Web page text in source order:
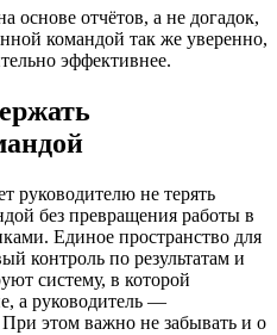
основе отчётов, а не догадок,
командой так же уверенно,
эффективнее.
руководителю не терять
без превращения работы в
Единое пространство для
контроль по результатам и
систему, в которой
а руководитель —
этом важно не забывать и о